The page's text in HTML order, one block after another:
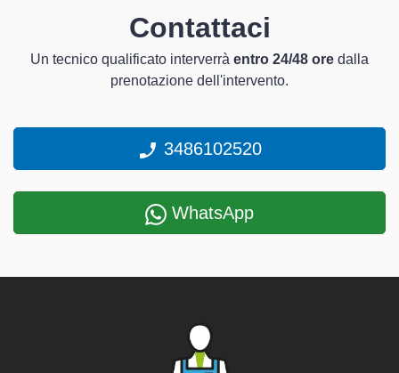
Contattaci
Un tecnico qualificato interverrà entro 24/48 ore dalla
prenotazione dell'intervento.
3486102520
WhatsApp